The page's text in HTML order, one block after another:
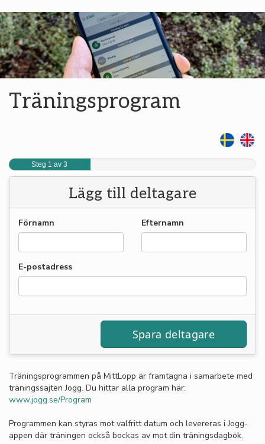
Träningsprogram
Steg 1 av 3
Lägg till deltagare
Förnamn Efternamn
E-postadress
Träningsprogrammen på MittLopp är framtagna i samarbete med
träningssajten Jogg. Du hittar alla program här:
www.jogg.se/Program
Programmen kan styras mot valfritt datum och levereras i Jogg-
appen där träningen också bockas av mot din träningsdagbok.